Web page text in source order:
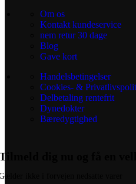
Om os
Kontakt kundeservice
nem retur 30 dage
Blog
Gave kort
Handelsbetingelser
Cookies- &
Delbetaling rentefrit
Dynedokter
Bæredygtighed
dig nu og få en
ikke i forvejen nedsatte varer